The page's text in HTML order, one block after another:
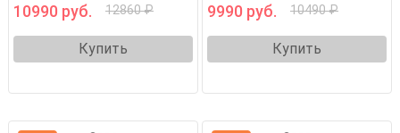
10990 руб. 12860 ₽
Купить
9990 руб. 10490 ₽
Купить